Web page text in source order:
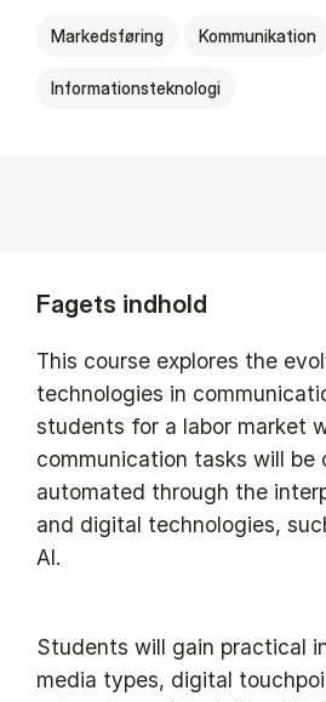
Markedsføring Kommunikation
Informationsteknologi
Fagets indhold
This course explores the
technologies in
students for a labor market
communication tasks will be
automated through the
and digital technologies,
AI.
Students will gain practical
media types, digital